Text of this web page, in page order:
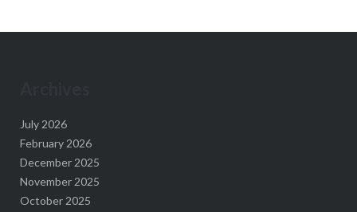
July 2026
February 2026
December 2025
November 2025
October 2025